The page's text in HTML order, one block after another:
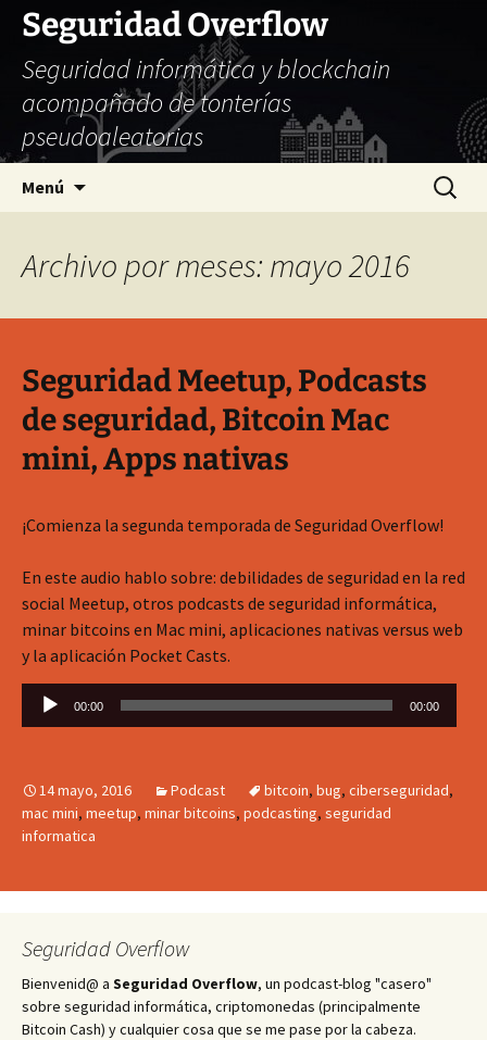
Seguridad Overflow
Seguridad informática y blockchain
acompañado de tonterías
pseudoaleatorias
Menú Buscar:
Archivo por meses: mayo 2016
Seguridad Meetup, Podcasts
de seguridad, Bitcoin Mac
mini, Apps nativas
¡Comienza la segunda temporada de Seguridad Overflow!
En este audio hablo sobre: debilidades de seguridad en la red
social Meetup, otros podcasts de seguridad informática,
minar bitcoins en Mac mini, aplicaciones nativas versus web
y la aplicación Pocket Casts.
Reproductor
de
00:00 00:00
14 mayo, 2016 Podcast bitcoin, bug, ciberseguridad,
mac mini, meetup, minar bitcoins, podcasting, seguridad
informatica
Seguridad Overflow
Bienvenid@ a Seguridad Overflow, un podcast-blog "casero"
sobre seguridad informática, criptomonedas (principalmente
Bitcoin Cash) y cualquier cosa que se me pase por la cabeza.